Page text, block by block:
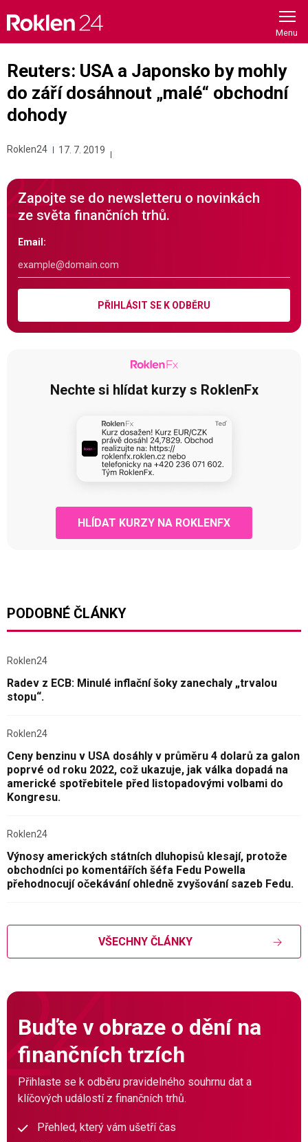
content
Reuters: USA a Japonsko by mohly
do září dosáhnout „malé“ obchodní
dohody
Roklen24 17. 7. 2019
Zapojte se do newsletteru o novinkách
ze světa finančních trhů.
Email:
PŘIHLÁSIT SE K ODBĚRU
Nechte si hlídat kurzy s RoklenFx
HLÍDAT KURZY NA ROKLENFX
PODOBNÉ ČLÁNKY
Roklen24
Radev z ECB: Minulé inflační šoky zanechaly „trvalou
stopu“.
Roklen24
Ceny benzinu v USA dosáhly v průměru 4 dolarů za galon
poprvé od roku 2022, což ukazuje, jak válka dopadá na
americké spotřebitele před listopadovými volbami do
Kongresu.
Roklen24
Výnosy amerických státních dluhopisů klesají, protože
obchodníci po komentářích šéfa Fedu Powella
přehodnocují očekávání ohledně zvyšování sazeb Fedu.
VŠECHNY ČLÁNKY
Buďte v obraze o dění na
finančních trzích
Přihlaste se k odběru pravidelného souhrnu dat a
klíčových událostí z finančních trhů.
Přehled, který vám ušetří čas